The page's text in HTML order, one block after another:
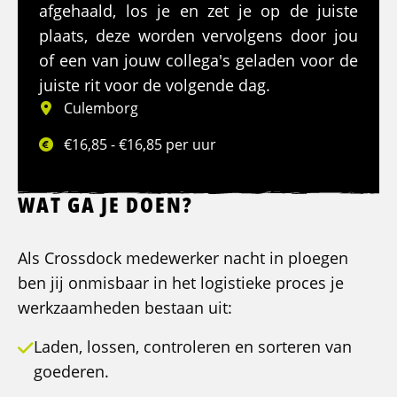
afgehaald, los je en zet je op de juiste
plaats, deze worden vervolgens door jou
of een van jouw collega's geladen voor de
juiste rit voor de volgende dag.
Culemborg
€16,85 - €16,85 per uur
WAT GA JE DOEN?
Als Crossdock medewerker nacht in ploegen
ben jij onmisbaar in het logistieke proces je
werkzaamheden bestaan uit:
Laden, lossen, controleren en sorteren van
goederen.